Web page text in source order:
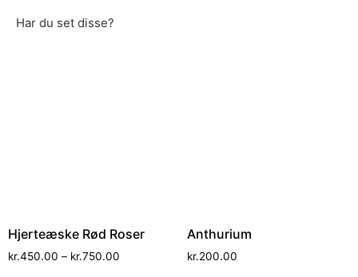
Har du set disse?
Hjerteæske Rød Roser
kr.450.00 – kr.750.00
Anthurium
kr.200.00